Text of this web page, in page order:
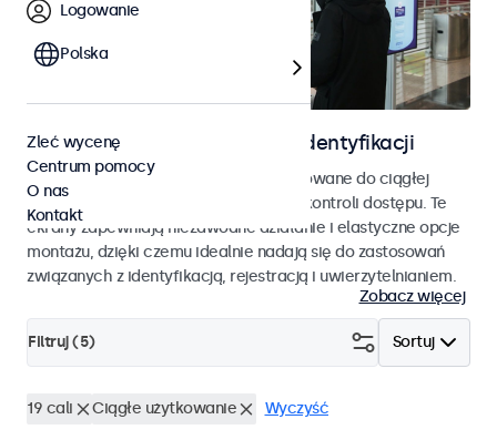
Ekrany do kontroli dostępu i identyfikacji
Monitory i ekrany dotykowe zaprojektowane do ciągłej
pracy i płynnej integracji z systemami kontroli dostępu. Te
ekrany zapewniają niezawodne działanie i elastyczne opcje
montażu, dzięki czemu idealnie nadają się do zastosowań
związanych z identyfikacją, rejestracją i uwierzytelnianiem.
Zobacz więcej
Sortuj
Filtruj (5)
19 cali Ciągłe użytkowanie Wyczyść
Logowanie
Polska
Zleć wycenę
Centrum pomocy
O nas
Kontakt